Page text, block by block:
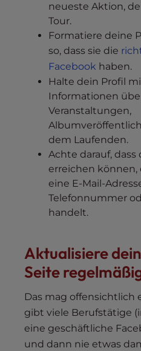
neueste Aktion,
Tour.
Formatiere deine
so, dass sie die
Facebook haben.
Halte dein Profil
Informationen
Veranstaltungen,
dem Laufenden.
Achte darauf, dass
erreichen können,
eine E-Mail-
Telefonnummer
handelt.
Aktualisiere
Seite
Das mag offensichtlich
gibt viele Berufstätige
eine geschäftliche
und dann nie etwas